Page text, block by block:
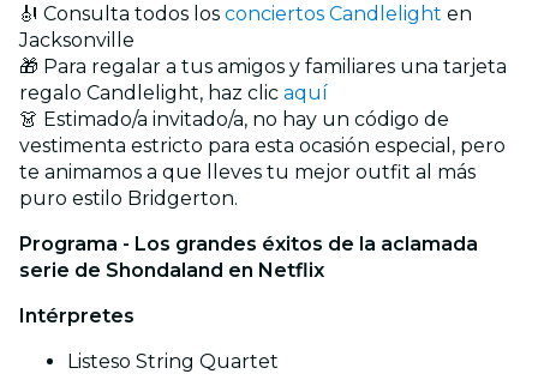
🎻 Consulta todos los conciertos Candlelight en
Jacksonville
🎁 Para regalar a tus amigos y familiares una tarjeta
regalo Candlelight, haz clic aquí
👗 Estimado/a invitado/a, no hay un código de
vestimenta estricto para esta ocasión especial, pero
te animamos a que lleves tu mejor outfit al más
puro estilo Bridgerton.
Programa - Los grandes éxitos de la aclamada
serie de Shondaland en Netflix
Intérpretes
Listeso String Quartet